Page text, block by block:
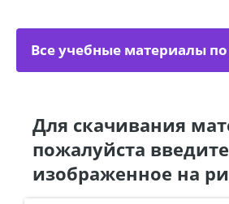
Все учебные материалы
Для скачивания
пожалуйста
изображенное на